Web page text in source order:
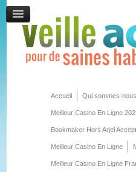
Accueil Qui sommes-nous
Meilleur Casino En Ligne
Bookmaker Hors Arjel
Meilleur Casino En Ligne
Meilleur Casino En Ligne